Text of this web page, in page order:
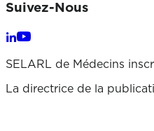
Suivez-Nous
SELARL de Médecins
La directrice de la